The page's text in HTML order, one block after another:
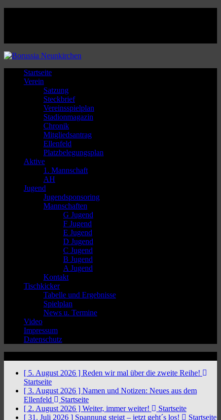
Startseite
Verein
Satzung
Steckbrief
Vereinsspielplan
Stadionmagazin
Chronik
Mitgliedsantrag
Ellenfeld
Platzbelegungsplan
Aktive
1. Mannschaft
AH
Jugend
Jugendsponsoring
Mannschaften
G Jugend
F Jugend
E Jugend
D Jugend
C Jugend
B Jugend
A Jugend
Kontakt
Tischkicker
Tabelle und Ergebnisse
Spielplan
News u. Termine
Video
Impressum
Datenschutz
[ 5. August 2026 ] Reden wir mal über die zweite Reihe!
Startseite
[ 3. August 2026 ] Namen und Notizen: Neues aus dem
Ellenfeld
Startseite
[ 2. August 2026 ] Weiter, immer weiter!
Startseite
[ 31. Juli 2026 ] Spannung steigt – jetzt geht´s los!
Startseite